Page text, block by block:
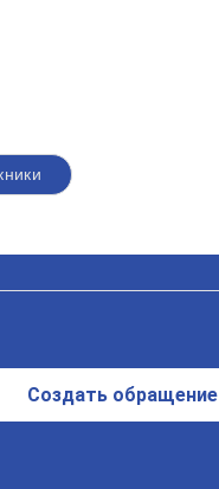
Создать обращение